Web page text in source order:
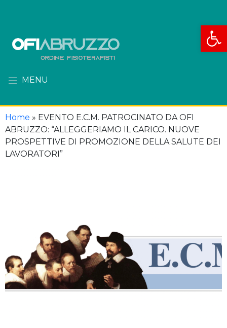
Apri
MENU
Home » EVENTO E.C.M. PATROCINATO DA OFI
ABRUZZO: “ALLEGGERIAMO IL CARICO. NUOVE
PROSPETTIVE DI PROMOZIONE DELLA SALUTE DEI
LAVORATORI”